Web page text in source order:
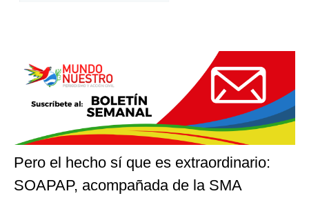
Pero el hecho sí que es extraordinario:
SOAPAP, acompañada de la SMA